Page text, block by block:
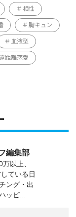
相性
胸キュン
血液型
距離恋愛
編集部
以上、
ている日
ング・出
ッピ...